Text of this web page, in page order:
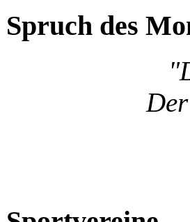
Spruch des